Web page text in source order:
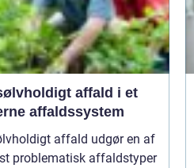
affald i et
affaldssystem
affald udgør en af
problematisk affaldstyper